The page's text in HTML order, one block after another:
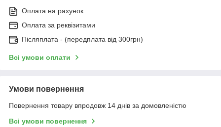
Оплата на рахунок
Оплата за реквізитами
Післяплата - (передплата від 300грн)
Всі умови оплати
Умови повернення
Повернення товару впродовж 14 днів за домовленістю
Всі умови повернення